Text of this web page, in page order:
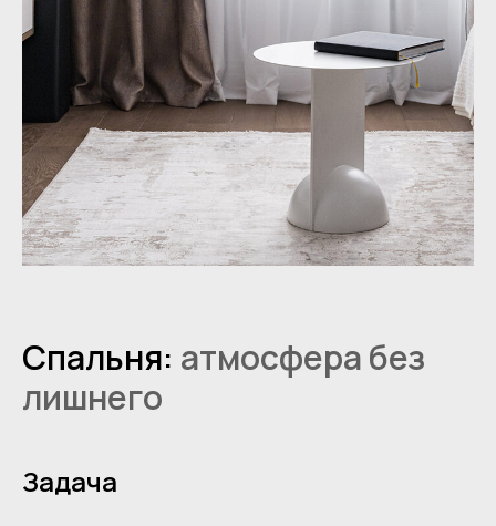
Спальня: атмосфера без
лишнего
Задача